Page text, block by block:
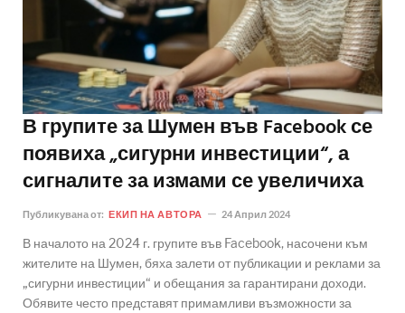
В групите за Шумен във Facebook се
появиха „сигурни инвестиции“, а
сигналите за измами се увеличиха
Публикувана от: ЕКИП НА АВТОРА 24 Април 2024
В началото на 2024 г. групите във Facebook, насочени към
жителите на Шумен, бяха залети от публикации и реклами за
„сигурни инвестиции“ и обещания за гарантирани доходи.
Обявите често представят примамливи възможности за